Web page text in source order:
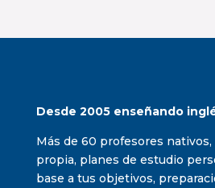
Desde 2005 enseñando
Más de 60 profesores
propia, planes de estudio
base a tus objetivos,